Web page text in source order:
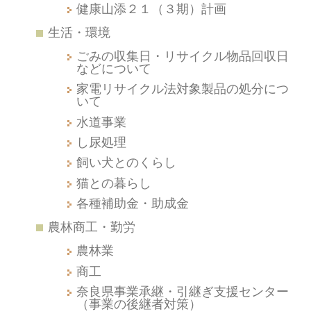
健康山添２１（３期）計画
生活・環境
ごみの収集日・リサイクル物品回収日
などについて
家電リサイクル法対象製品の処分につ
いて
水道事業
し尿処理
飼い犬とのくらし
猫との暮らし
各種補助金・助成金
農林商工・勤労
農林業
商工
奈良県事業承継・引継ぎ支援センター
（事業の後継者対策）